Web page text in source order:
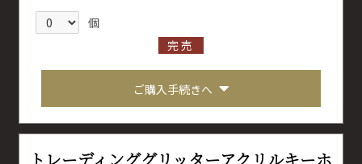
個
完売
ご購入手続きへ